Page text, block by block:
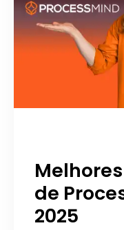
de
2025